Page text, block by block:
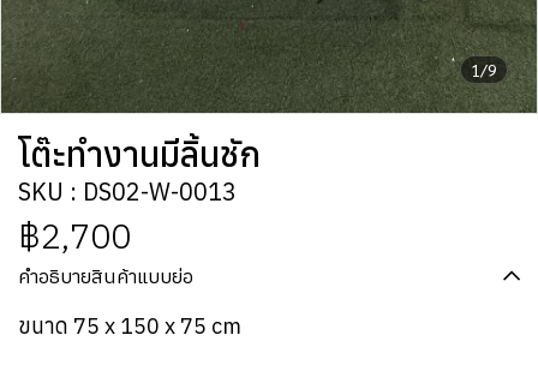
1/9
โต๊ะทำงานมีลิ้นชัก
SKU : DS02-W-0013
฿2,700
คำอธิบายสินค้าแบบย่อ
ขนาด 75 x 150 x 75 cm